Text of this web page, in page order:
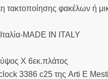
τακτοποίησης φακέλων ή
MADE IN ITALY
Χ 6εκ.πλάτος
3386 c25 της Arti E